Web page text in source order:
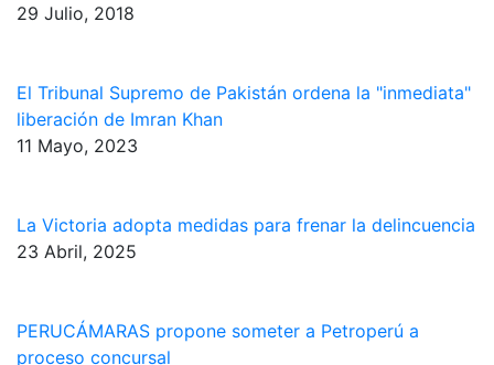
29 Julio, 2018
El Tribunal Supremo de Pakistán ordena la "inmediata"
liberación de Imran Khan
11 Mayo, 2023
La Victoria adopta medidas para frenar la delincuencia
23 Abril, 2025
PERUCÁMARAS propone someter a Petroperú a
proceso concursal